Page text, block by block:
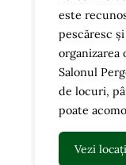
este
pescăresc
organizarea
Salonul
de locuri,
poate
Vezi